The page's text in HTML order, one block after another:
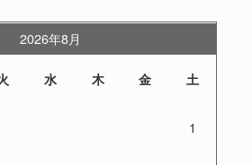
2026年8月
水 木 金 土
1